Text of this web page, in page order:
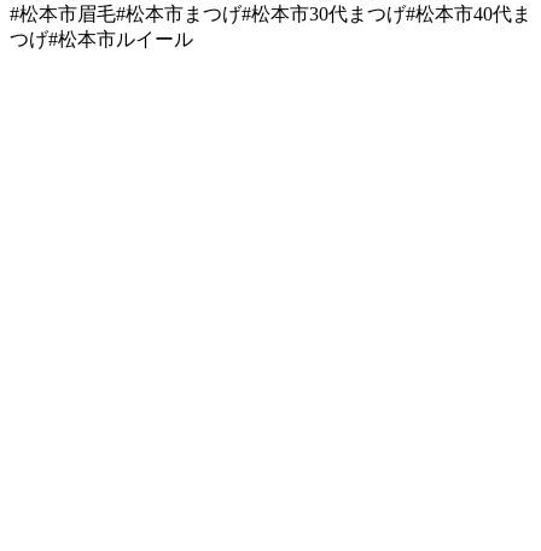
#松本市眉毛#松本市まつげ#松本市30代まつげ#松本市40代ま
つげ#松本市ルイール